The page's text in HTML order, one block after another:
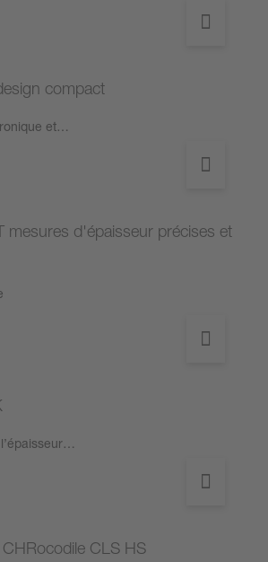
compact
et…
mesures d'épaisseur précises et
CLS HS